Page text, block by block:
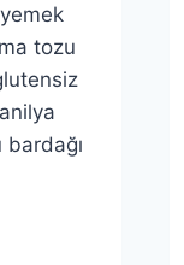
tozu